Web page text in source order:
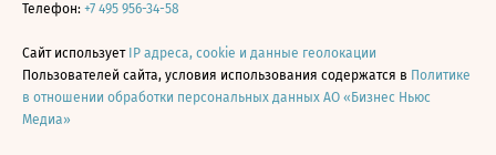
Телефон: +7 495 956-34-58
Сайт использует IP адреса, cookie и данные геолокации
Пользователей сайта, условия использования содержатся в Политике
в отношении обработки персональных данных АО «Бизнес Ньюс
Медиа»